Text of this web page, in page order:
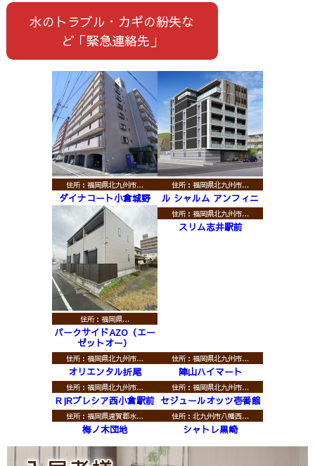
水のトラブル・カギの紛失な
ど「緊急連絡先」
住所：福岡県北九州市…
ダイナコート小倉城野
住所：福岡県北九州市…
ル シャルム アンフィニ
住所：福岡県…
パークサイドAZO（エー
ゼットオー）
住所：福岡県北九州市…
スリム志井駅前
住所：福岡県北九州市…
オリエンタル折尾
住所：福岡県北九州市…
陣山ハイマート
住所：福岡県北九州市…
RJRプレシア西小倉駅前
住所：福岡県北九州市…
セジュールオッツ壱番館
住所：福岡県遠賀郡水…
梅ノ木団地
住所：北九州市八幡西…
シャトレ黒崎